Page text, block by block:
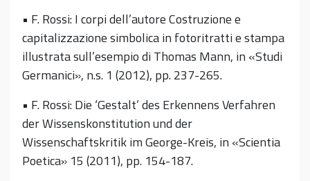
• F. Rossi: I corpi dell’autore Costruzione e
capitalizzazione simbolica in fotoritratti e stampa
illustrata sull’esempio di Thomas Mann, in «Studi
Germanici», n.s. 1 (2012), pp. 237-265.
• F. Rossi: Die ‘Gestalt’ des Erkennens Verfahren
der Wissenskonstitution und der
Wissenschaftskritik im George-Kreis, in «Scientia
Poetica» 15 (2011), pp. 154-187.